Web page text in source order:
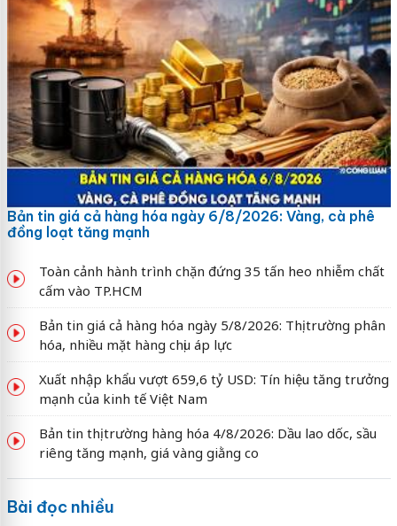
Bản tin giá cả hàng hóa ngày 6/8/2026: Vàng, cà phê
đồng loạt tăng mạnh
Toàn cảnh hành trình chặn đứng 35 tấn heo nhiễm chất
cấm vào TP.HCM
Bản tin giá cả hàng hóa ngày 5/8/2026: Thị trường phân
hóa, nhiều mặt hàng chịu áp lực
Xuất nhập khẩu vượt 659,6 tỷ USD: Tín hiệu tăng trưởng
mạnh của kinh tế Việt Nam
Bản tin thị trường hàng hóa 4/8/2026: Dầu lao dốc, sầu
riêng tăng mạnh, giá vàng giằng co
Bài đọc nhiều